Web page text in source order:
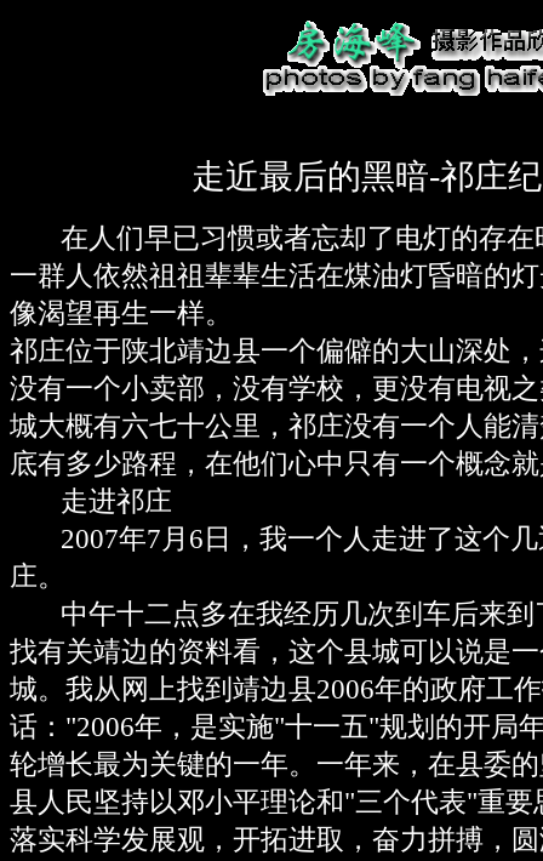
走近最后的黑暗-祁庄
在人们早已习惯或者忘却了电灯的存在
一群人依然祖祖辈辈生活在煤油灯昏暗的
像渴望再生一样。
祁庄位于陕北靖边县一个偏僻的大山深处
没有一个小卖部，没有学校，更没有电视
城大概有六七十公里，祁庄没有一个人能
底有多少路程，在他们心中只有一个概念
走进祁庄
2007年7月6日，我一个人走进了这个几
庄。
中午十二点多在我经历几次到车后来到
找有关靖边的资料看，这个县城可以说是
城。我从网上找到靖边县2006年的政府工
话："2006年，是实施"十一五"规划的开局
轮增长最为关键的一年。一年来，在县委
县人民坚持以邓小平理论和"三个代表"重
落实科学发展观，开拓进取，奋力拼搏，